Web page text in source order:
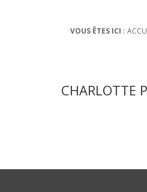
VOUS ÊTES ICI :
CHARLOTTE